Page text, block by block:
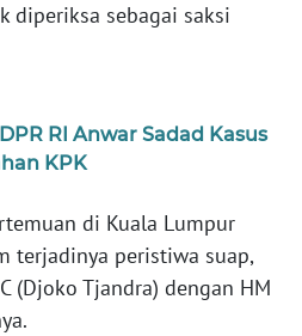
diperiksa sebagai saksi
RI Anwar Sadad Kasus
KPK
di Kuala Lumpur
terjadinya peristiwa suap,
(Djoko Tjandra) dengan HM